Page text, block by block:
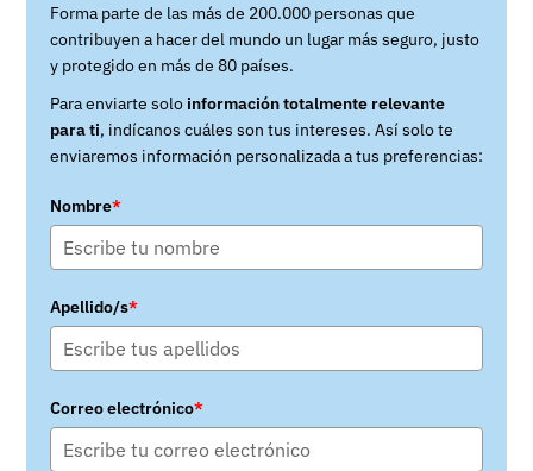
Forma parte de las más de 200.000 personas que
contribuyen a hacer del mundo un lugar más seguro, justo
y protegido en más de 80 países.
Para enviarte solo información totalmente relevante
para ti, indícanos cuáles son tus intereses. Así solo te
enviaremos información personalizada a tus preferencias:
Nombre*
Apellido/s*
Correo electrónico*